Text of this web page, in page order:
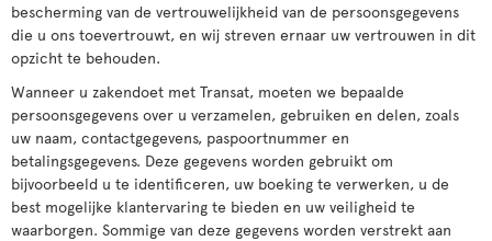
bescherming van de vertrouwelijkheid van de persoonsgegevens
die u ons toevertrouwt, en wij streven ernaar uw vertrouwen in dit
opzicht te behouden.
Wanneer u zakendoet met Transat, moeten we bepaalde
persoonsgegevens over u verzamelen, gebruiken en delen, zoals
uw naam, contactgegevens, paspoortnummer en
betalingsgegevens. Deze gegevens worden gebruikt om
bijvoorbeeld u te identificeren, uw boeking te verwerken, u de
best mogelijke klantervaring te bieden en uw veiligheid te
waarborgen. Sommige van deze gegevens worden verstrekt aan